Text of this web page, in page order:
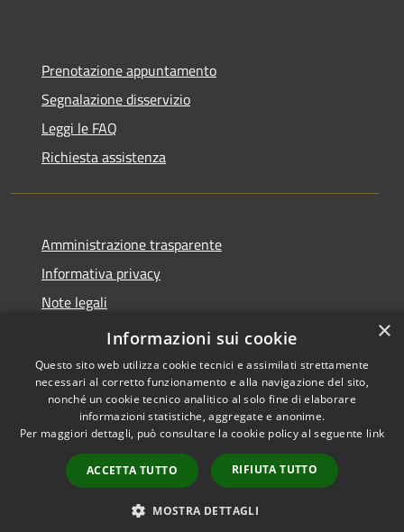
Prenotazione appuntamento
Segnalazione disservizio
Leggi le FAQ
Richiesta assistenza
Amministrazione trasparente
Informativa privacy
Note legali
Dichiarazione di accessibilità
Accessibilità
Copyright © 2026 • Comune di
Ploaghe • Powered by
Municipium•
Accesso
redazione
×
Informazioni sui cookie
Questo sito web utilizza cookie tecnici e assimilati strettamente
necessari al corretto funzionamento e alla navigazione del sito,
nonché un cookie tecnico analitico al solo fine di elaborare
informazioni statistiche, aggregate e anonime.
Per maggiori dettagli, può consultare la cookie policy al seguente link
ACCETTA TUTTO RIFIUTA TUTTO
MOSTRA DETTAGLI